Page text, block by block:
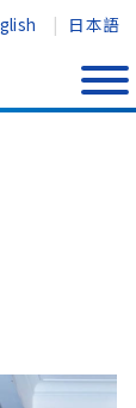
日本語
表會